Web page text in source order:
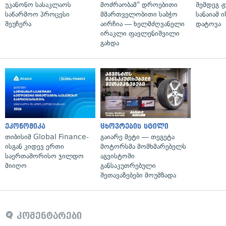
უკანონო სასაკლაოს
საწარმოო პროცესი
შეუჩერა
მოძრაობამ" დროებითი
მმართველობითი საბჭო
აირჩია — ხელმძღვანელი
ირაკლი ფავლენიშვილი
გახდა
შემდეგ
დატოვა
ეკონომიკა
თიბისიმ Global Finance-
ისგან კიდევ ერთი
საერთაშორისო ჯილდო
მიიღო
ცხოვრების სტილი
გაიარე მეტი — თეგეტა
მოტორსმა მომხმარებელს
აგვისტოში
განსაკუთრებული
შეთავაზებები მოუმზადა
კომენტარები